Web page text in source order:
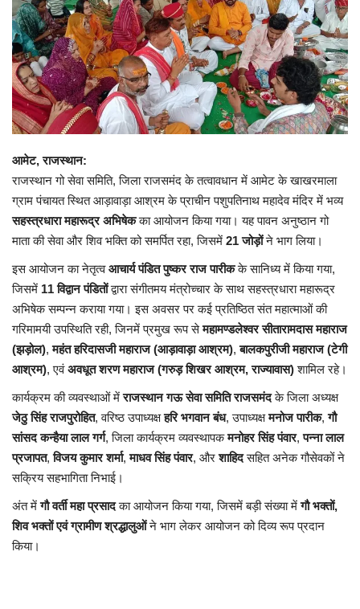
फेक न्यूज एक्सपोज
टेक & ऑटो
वीमन
करियर
बॉलीवुड
विदेश
खेल
रोचक खबरें
लाईफ & साइंस
जीवन मंत्र
युटीलीटी
शोक समाचार
आमेट, राजस्थान:
राजस्थान गो सेवा समिति, जिला राजसमंद के तत्वावधान में आमेट के खाखरमाला
ग्राम पंचायत स्थित आड़ावाड़ा आश्रम के प्राचीन पशुपतिनाथ महादेव मंदिर में भव्य
सहस्त्रधारा महारूद्र अभिषेकका आयोजन किया गया। यह पावन अनुष्ठान गो
माता की सेवा और शिव भक्ति को समर्पित रहा, जिसमें 21 जोड़ोंने भाग लिया।
इस आयोजन का नेतृत्वआचार्य पंडित पुष्कर राज पारीकके सानिध्य में किया गया,
जिसमें 11 विद्वान पंडितोंद्वारा संगीतमय मंत्रोच्चार के साथ सहस्त्रधारा महारूद्र
अभिषेक सम्पन्न कराया गया। इस अवसर पर कई प्रतिष्ठित संत महात्माओं की
गरिमामयी उपस्थिति रही, जिनमें प्रमुख रूप सेमहामण्डलेश्वर सीतारामदास महाराज
(झड़ोल),महंत हरिदासजी महाराज (आड़ावाड़ा आश्रम),बालकपुरीजी महाराज (टेगी
आश्रम), एवंअवधूत शरण महाराज (गरुड़ शिखर आश्रम, राज्यावास)शामिल रहे।
कार्यक्रम की व्यवस्थाओं मेंराजस्थान गऊ सेवा समिति राजसमंदके जिला अध्यक्ष
जेठु सिंह राजपुरोहित, वरिष्ठ उपाध्यक्षहरि भगवान बंध, उपाध्यक्षमनोज पारीक,गौ
सांसद कन्हैया लाल गर्ग, जिला कार्यक्रम व्यवस्थापकमनोहर सिंह पंवार,पन्ना लाल
प्रजापत,विजय कुमार शर्मा,माधव सिंह पंवार, औरशाहिदसहित अनेक गौसेवकों ने
सक्रिय सहभागिता निभाई।
अंत मेंगौ वर्ती महा प्रसादका आयोजन किया गया, जिसमें बड़ी संख्या मेंगौ भक्तों,
शिव भक्तों एवं ग्रामीण श्रद्धालुओंने भाग लेकर आयोजन को दिव्य रूप प्रदान
किया।